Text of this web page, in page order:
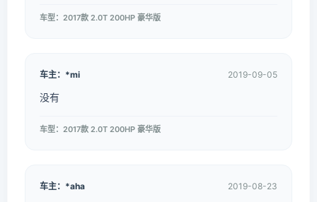
车型：2017款 2.0T 200HP 豪华版
车主：*mi 2019-09-05
没有
车型：2017款 2.0T 200HP 豪华版
车主：*aha 2019-08-23